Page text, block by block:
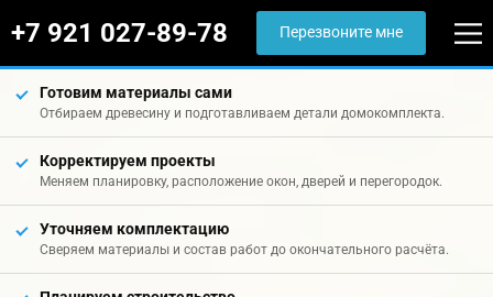
+7 921 027-89-78 Перезвоните мне
Готовим материалы сами
Отбираем древесину и подготавливаем детали домокомплекта.
Корректируем проекты
Меняем планировку, расположение окон, дверей и перегородок.
Уточняем комплектацию
Сверяем материалы и состав работ до окончательного расчёта.